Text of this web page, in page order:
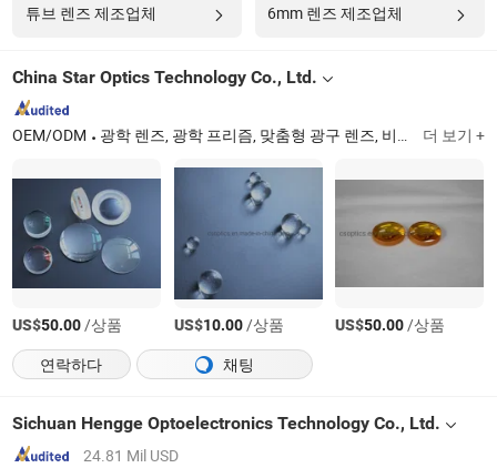
튜브 렌즈 제조업체 6mm 렌즈 제조업체
China Star Optics Technology Co., Ltd.
OEM/ODM 광학 렌즈, 광학 프리즘, 맞춤형 광구 렌즈, 비구면 렌즈 더 보기 +
US$50.00/상품 US$10.00/상품 US$50.00/상품
연락하다
채팅
Sichuan Hengge Optoelectronics Technology Co., Ltd.
24.81 Mil USD